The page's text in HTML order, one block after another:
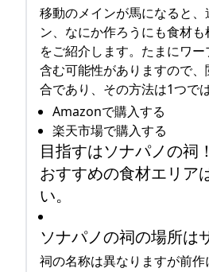
移動のメインが馬になると
ン、なにか作ろうにも食材
をご紹介します。たまにワ
含む可能性がありますので
合であり、その方法は1つで
Amazonで購入する
楽天市場で購入する
目指すはソナパノの祠！
おすすめの食材エリア
い。
ソナパノの祠の場所は
祠の名称は異なりますが前